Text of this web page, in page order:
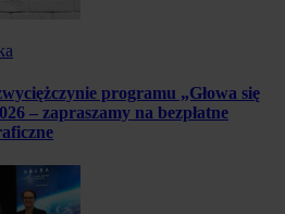
programu „Głowa się
– zapraszamy na bezpłatne